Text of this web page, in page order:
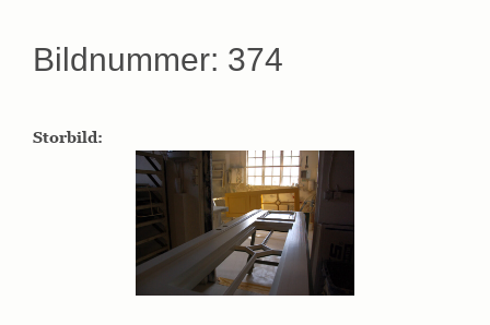
Bildnummer: 374
Storbild: